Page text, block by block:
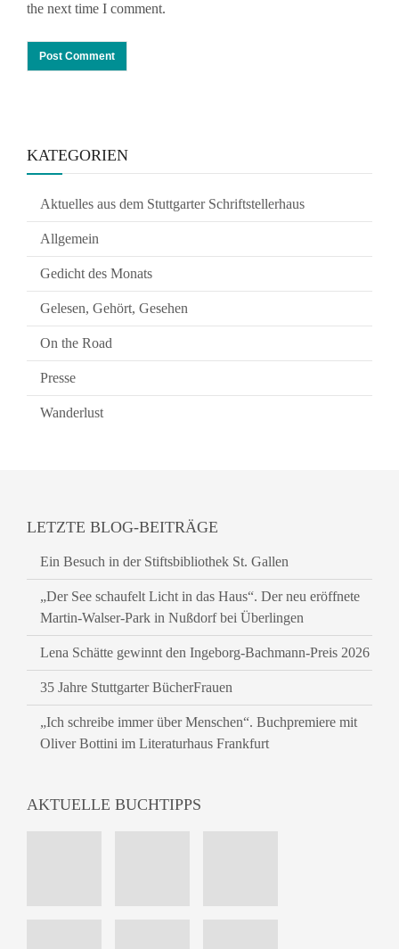
the next time I comment.
KATEGORIEN
Aktuelles aus dem Stuttgarter Schriftstellerhaus
Allgemein
Gedicht des Monats
Gelesen, Gehört, Gesehen
On the Road
Presse
Wanderlust
LETZTE BLOG-BEITRÄGE
Ein Besuch in der Stiftsbibliothek St. Gallen
„Der See schaufelt Licht in das Haus“. Der neu eröffnete
Martin-Walser-Park in Nußdorf bei Überlingen
Lena Schätte gewinnt den Ingeborg-Bachmann-Preis 2026
35 Jahre Stuttgarter BücherFrauen
„Ich schreibe immer über Menschen“. Buchpremiere mit
Oliver Bottini im Literaturhaus Frankfurt
AKTUELLE BUCHTIPPS